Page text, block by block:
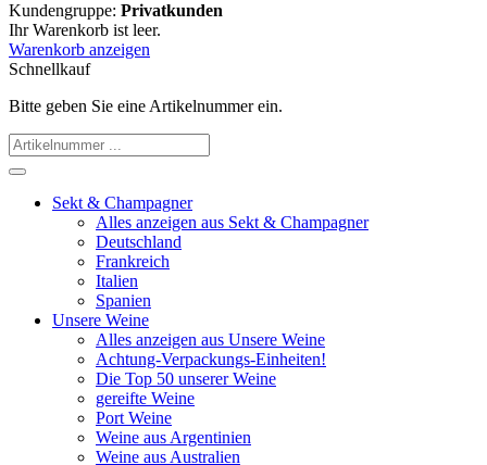
Kundengruppe: Privatkunden
Ihr Warenkorb ist leer.
Warenkorb anzeigen
Schnellkauf
Bitte geben Sie eine Artikelnummer ein.
Sekt & Champagner
Alles anzeigen aus Sekt & Champagner
Deutschland
Frankreich
Italien
Spanien
Unsere Weine
Alles anzeigen aus Unsere Weine
Achtung-Verpackungs-Einheiten!
Die Top 50 unserer Weine
gereifte Weine
Port Weine
Weine aus Argentinien
Weine aus Australien